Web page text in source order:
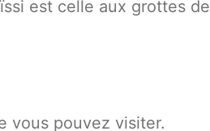
est celle aux grottes de
vous pouvez visiter.